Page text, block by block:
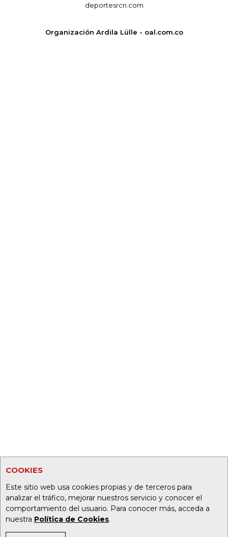
COOKIES
Este sitio web usa cookies propias y de terceros para
analizar el tráfico, mejorar nuestros servicio y conocer el
comportamiento del usuario. Para conocer más, acceda a
nuestra Política de Cookies.
deportesrcn.com
Organización Ardila Lülle - oal.com.co